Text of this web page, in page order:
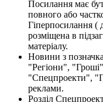
Посилання має
повного або
Гіперпосилання (
розміщена в
матеріалу.
Новини з
"Регіони",
"Спецпроекти",
реклами.
Розділ